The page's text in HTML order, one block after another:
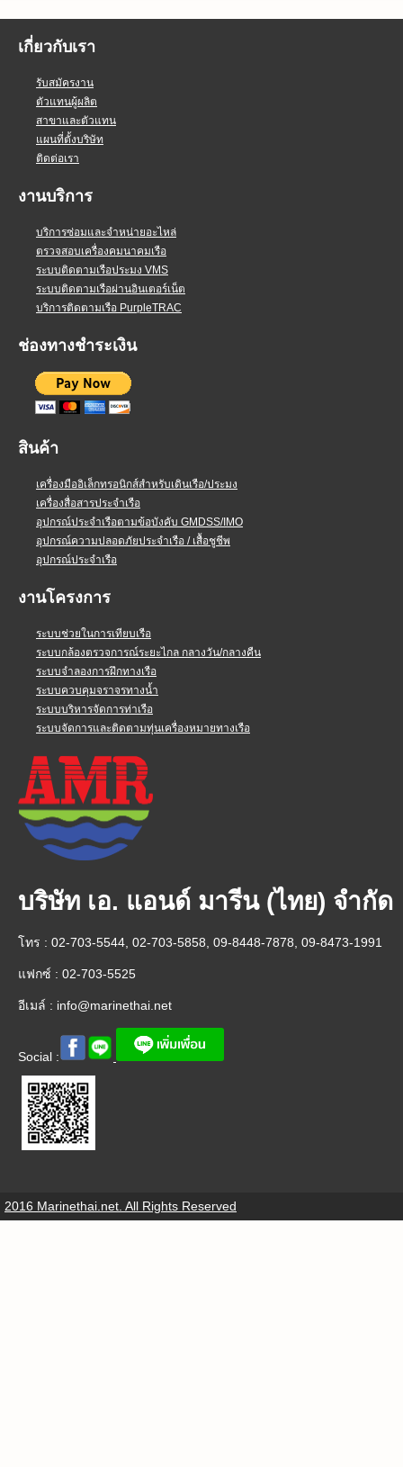
เกี่ยวกับเรา
รับสมัครงาน
ตัวแทนผู้ผลิต
สาขาและตัวแทน
แผนที่ตั้งบริษัท
ติดต่อเรา
งานบริการ
บริการซ่อมและจำหน่ายอะไหล่
ตรวจสอบเครื่องคมนาคมเรือ
ระบบติดตามเรือประมง VMS
ระบบติดตามเรือผ่านอินเตอร์เน็ต
บริการติดตามเรือ PurpleTRAC
ช่องทางชำระเงิน
สินค้า
เครื่องมืออิเล็กทรอนิกส์สำหรับเดินเรือ/ประมง
เครื่องสื่อสารประจำเรือ
อุปกรณ์ประจำเรือตามข้อบังคับ GMDSS/IMO
อุปกรณ์ความปลอดภัยประจำเรือ / เสื้อชูชีพ
อุปกรณ์ประจำเรือ
งานโครงการ
ระบบช่วยในการเทียบเรือ
ระบบกล้องตรวจการณ์ระยะไกล กลางวัน/กลางคืน
ระบบจำลองการฝึกทางเรือ
ระบบควบคุมจราจรทางน้ำ
ระบบบริหารจัดการท่าเรือ
ระบบจัดการและติดตามทุ่นเครื่องหมายทางเรือ
บริษัท เอ. แอนด์ มารีน (ไทย) จำกัด
โทร : 02-703-5544, 02-703-5858, 09-8448-7878, 09-8473-1991
แฟกซ์ : 02-703-5525
อีเมล์ : info@marinethai.net
Social :
2016 Marinethai.net. All Rights Reserved